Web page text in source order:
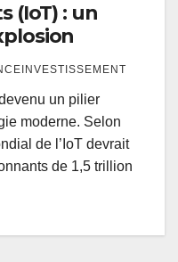
(IoT) : un
un pilier
moderne. Selon
de l’IoT devrait
de 1,5 trillion